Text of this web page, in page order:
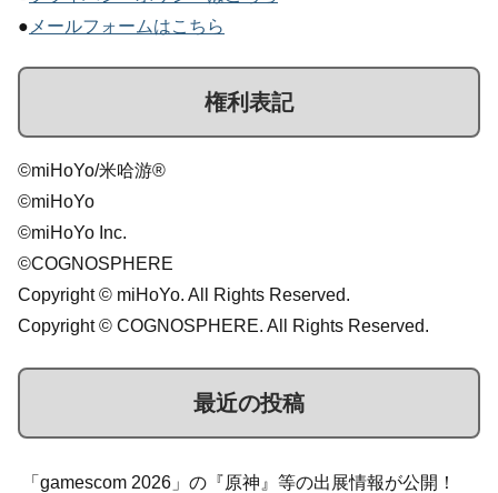
● メールフォームはこちら
権利表記
©miHoYo/米哈游®
©miHoYo
©miHoYo Inc.
©COGNOSPHERE
Copyright © miHoYo. All Rights Reserved.
Copyright © COGNOSPHERE. All Rights Reserved.
最近の投稿
「gamescom 2026」の『原神』等の出展情報が公開！